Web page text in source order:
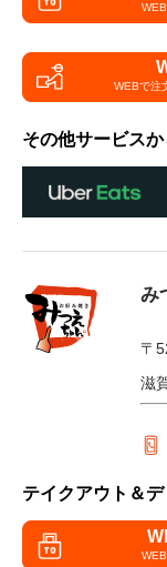
WEBで注
その他サービス
み
〒
滋
テイクアウト＆